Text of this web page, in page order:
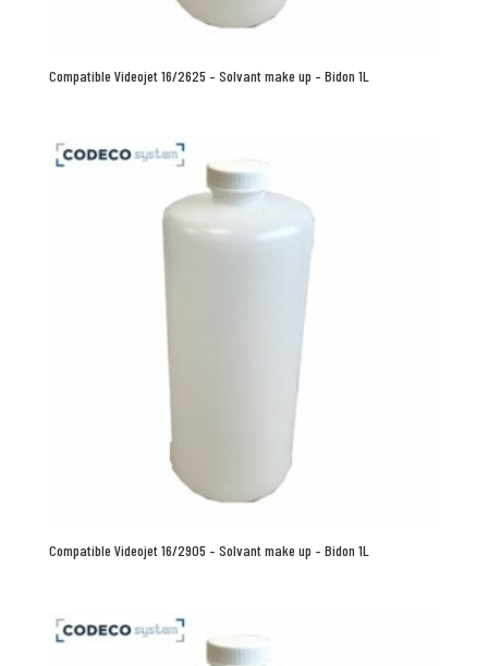
Compatible Videojet 16/2625 – Solvant make up – Bidon 1L
Compatible Videojet 16/2905 – Solvant make up – Bidon 1L